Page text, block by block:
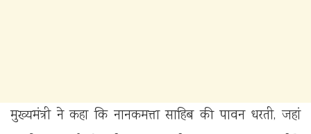
मुख्यमंत्री ने कहा कि नानकमत्ता साहिब की पावन धरती, जहां